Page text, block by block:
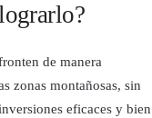
de manera
zonas montañosas, sin
eficaces y bien